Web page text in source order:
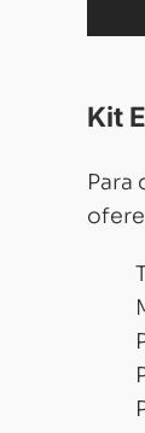
Kit
Para